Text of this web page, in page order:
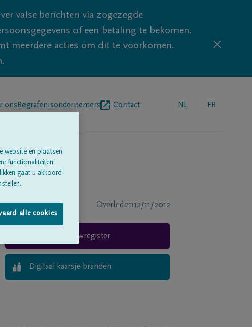
valse berichten via zogezegde
of een betaling te bekomen.
meerdere acties om dit te voorkomen.
ons Begrafenisondernemers Contact NL FR
Overleden12/11/2012
Rouwregister
Digitaal kaarsje branden
website en plaatsen
functionaliteiten;
gaat u akkoord
alle cookies